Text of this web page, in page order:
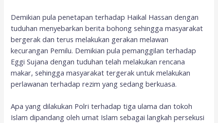
Demikian pula penetapan terhadap Haikal Hassan dengan
tuduhan menyebarkan berita bohong sehingga masyarakat
bergerak dan terus melakukan gerakan melawan
kecurangan Pemilu. Demikian pula pemanggilan terhadap
Eggi Sujana dengan tuduhan telah melakukan rencana
makar, sehingga masyarakat tergerak untuk melakukan
perlawanan terhadap rezim yang sedang berkuasa.
Apa yang dilakukan Polri terhadap tiga ulama dan tokoh
Islam dipandang oleh umat Islam sebagai langkah persekusi